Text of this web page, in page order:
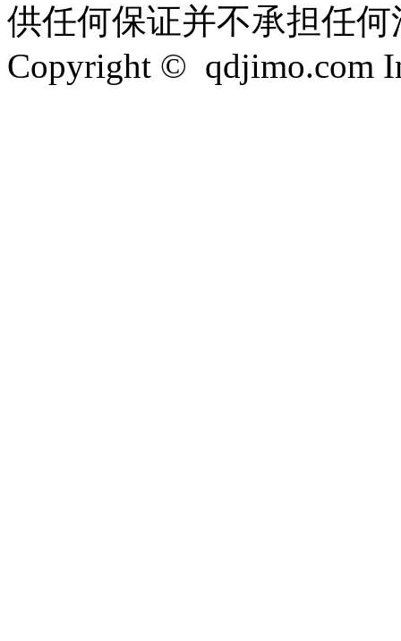
供任何保证并不承担任
Copyright © qdjimo.com